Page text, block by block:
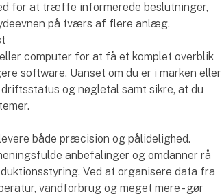
for at træffe informerede beslutninger,
på tværs af flere anlæg.
computer for at få et komplet overblik
software. Uanset om du er i marken eller
og nøgletal samt sikre, at du
både præcision og pålidelighed.
anbefalinger og omdanner rå
Ved at organisere data fra
vandforbrug og meget mere - gør